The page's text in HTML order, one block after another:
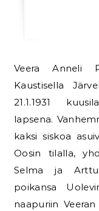
Veera Anneli Paavola asui koko elämänsä
Kaustisella
21.1.1931
lapsena.
kaksi siskoa
Oosin tilalla,
Selma ja
poikansa
naapuriin